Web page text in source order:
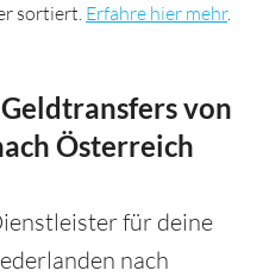
sortiert. Erfahre hier mehr.
von
Österreich
für deine
nach